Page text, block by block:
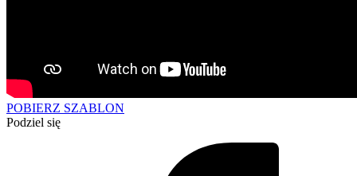
POBIERZ SZABLON
Podziel się